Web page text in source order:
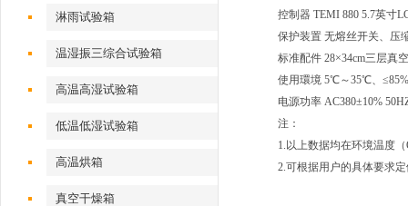
淋雨试验箱
温湿振三综合试验箱
高温高湿试验箱
低温低湿试验箱
高温烘箱
真空干燥箱
控制器 TEMI 880 5.7英寸
保护装置 无熔丝开关、压
标准配件 28×34cm三层真
使用環境 5℃～35℃、
电源功率 AC380±10%
注：
1.以上数据均在环境温度
2.可根据用户的具体要求